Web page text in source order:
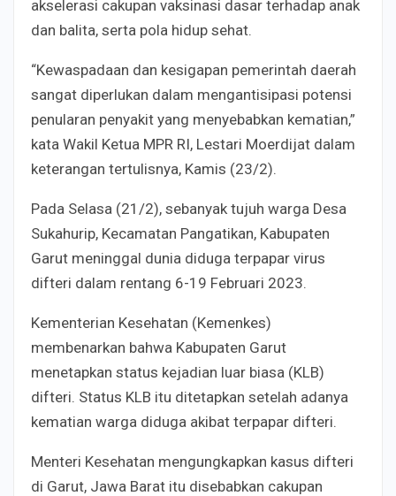
akselerasi cakupan vaksinasi dasar terhadap anak
dan balita, serta pola hidup sehat.
“Kewaspadaan dan kesigapan pemerintah daerah
sangat diperlukan dalam mengantisipasi potensi
penularan penyakit yang menyebabkan kematian,”
kata Wakil Ketua MPR RI, Lestari Moerdijat dalam
keterangan tertulisnya, Kamis (23/2).
Pada Selasa (21/2), sebanyak tujuh warga Desa
Sukahurip, Kecamatan Pangatikan, Kabupaten
Garut meninggal dunia diduga terpapar virus
difteri dalam rentang 6-19 Februari 2023.
Kementerian Kesehatan (Kemenkes)
membenarkan bahwa Kabupaten Garut
menetapkan status kejadian luar biasa (KLB)
difteri. Status KLB itu ditetapkan setelah adanya
kematian warga diduga akibat terpapar difteri.
Menteri Kesehatan mengungkapkan kasus difteri
di Garut, Jawa Barat itu disebabkan cakupan